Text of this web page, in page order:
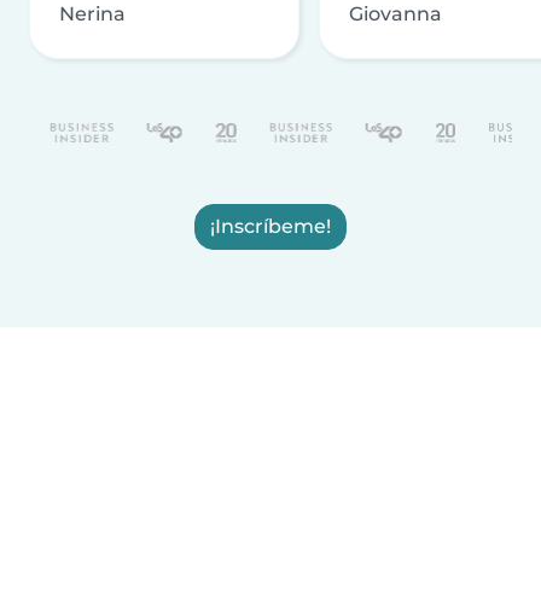
Nerina Giovanna
¡Inscríbeme!